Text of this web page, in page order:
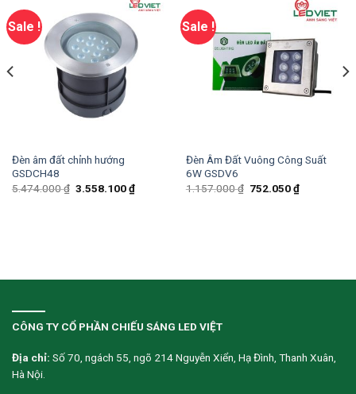
Sale !
Đèn âm đất chỉnh hướng
GSDCH48
5.474.000₫ 3.558.100₫
Sale !
Đèn Âm Đất Vuông Công Suất
6W GSDV6
1.157.000₫ 752.050₫
CÔNG TY CỔ PHẦN CHIẾU SÁNG LED VIỆT
Địa chỉ: Số 70, ngách 55, ngõ 214 Nguyễn Xiển, Hạ Đình, Thanh Xuân,
Hà Nội.